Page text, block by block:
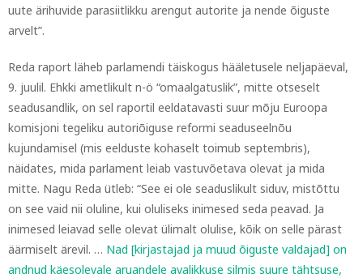
uute ärihuvide parasiitlikku arengut autorite ja nende õiguste
arvelt”.
Reda raport läheb parlamendi täiskogus hääletusele neljapäeval,
9. juulil. Ehkki ametlikult n-ö “omaalgatuslik”, mitte otseselt
seadusandlik, on sel raportil eeldatavasti suur mõju Euroopa
komisjoni tegeliku autoriõiguse reformi seaduseelnõu
kujundamisel (mis eelduste kohaselt toimub septembris),
näidates, mida parlament leiab vastuvõetava olevat ja mida
mitte. Nagu Reda ütleb: “See ei ole seaduslikult siduv, mistõttu
on see vaid nii oluline, kui oluliseks inimesed seda peavad. Ja
inimesed leiavad selle olevat ülimalt olulise, kõik on selle pärast
äärmiselt ärevil. … Nad [kirjastajad ja muud õiguste valdajad] on
andnud käesolevale aruandele avalikkuse silmis suure tähtsuse,